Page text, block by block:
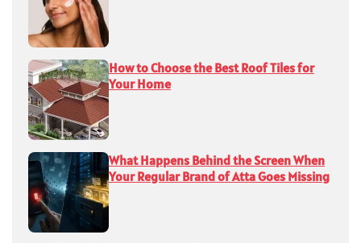
How to Choose the Best Roof Tiles for
Your Home
What Happens Behind the Screen When
Your Regular Brand of Atta Goes Missing